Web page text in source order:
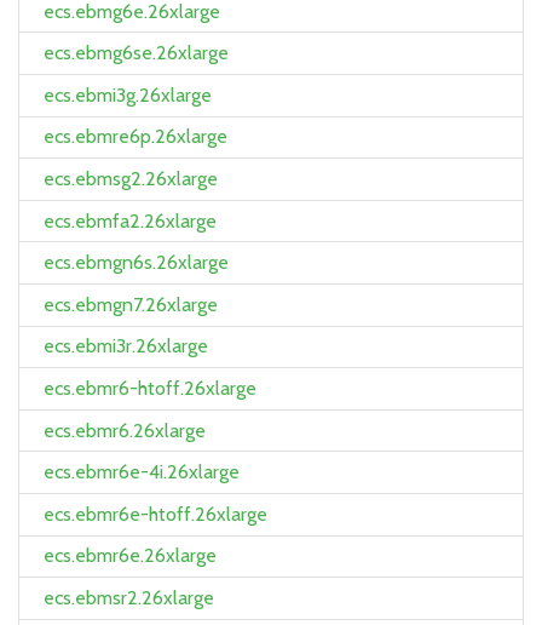
ecs.ebmg6e.26xlarge
ecs.ebmg6se.26xlarge
ecs.ebmi3g.26xlarge
ecs.ebmre6p.26xlarge
ecs.ebmsg2.26xlarge
ecs.ebmfa2.26xlarge
ecs.ebmgn6s.26xlarge
ecs.ebmgn7.26xlarge
ecs.ebmi3r.26xlarge
ecs.ebmr6-htoff.26xlarge
ecs.ebmr6.26xlarge
ecs.ebmr6e-4i.26xlarge
ecs.ebmr6e-htoff.26xlarge
ecs.ebmr6e.26xlarge
ecs.ebmsr2.26xlarge